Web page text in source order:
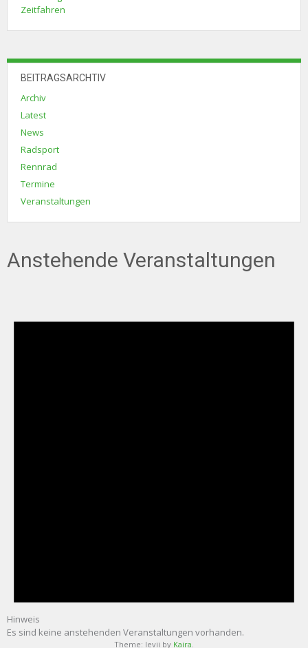
Zeitfahren
BEITRAGSARCHTIV
Archiv
Latest
News
Radsport
Rennrad
Termine
Veranstaltungen
Anstehende Veranstaltungen
Hinweis
Es sind keine anstehenden Veranstaltungen vorhanden.
Theme: levii by Kaira